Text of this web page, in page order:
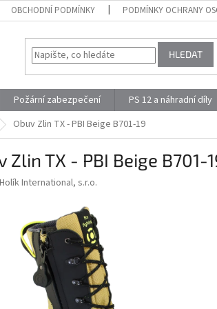
OBCHODNÍ PODMÍNKY PODMÍNKY OCHRANY
HLEDAT
Požární zabezpečení PS 12 a náhradní díly
Obuv Zlin TX - PBI Beige B701-19
Zlin TX - PBI Beige B701-
Holík International, s.r.o.